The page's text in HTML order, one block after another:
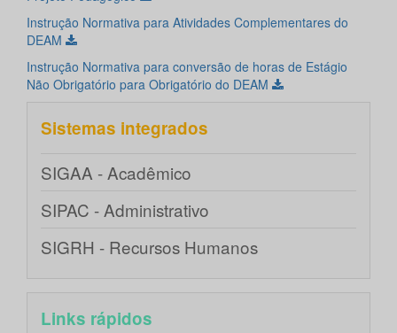
Instrução Normativa para Atividades Complementares do
DEAM
Instrução Normativa para conversão de horas de Estágio
Não Obrigatório para Obrigatório do DEAM
Sistemas integrados
SIGAA - Acadêmico
SIPAC - Administrativo
SIGRH - Recursos Humanos
Links rápidos